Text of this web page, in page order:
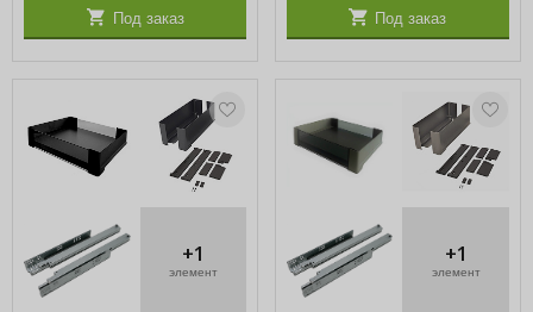
Под заказ Под заказ
+1
элемент
+1
элемент